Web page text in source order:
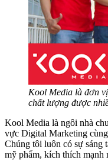
Kool Media là đơn
chất lượng được
Kool Media là ngôi nhà
vực Digital Marketing
Chúng tôi luôn có sự sáng
mỹ phẩm, kích thích mạnh